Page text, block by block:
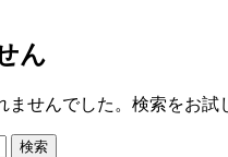
ん
ませんでした。検索をお試